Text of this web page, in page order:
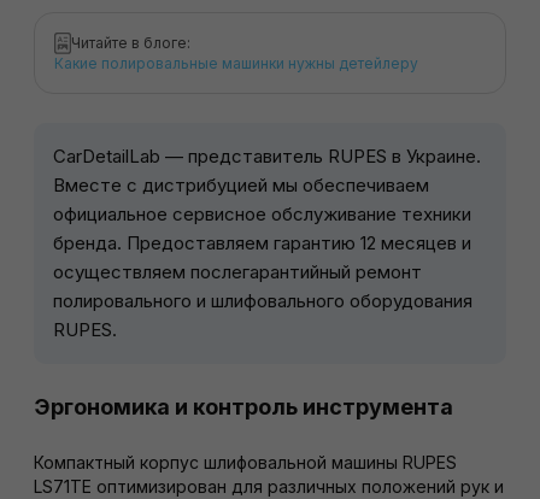
Читайте в блоге:
Какие полировальные машинки нужны детейлеру
CarDetailLab — представитель RUPES в Украине.
Вместе с дистрибуцией мы обеспечиваем
официальное сервисное обслуживание техники
бренда. Предоставляем гарантию 12 месяцев и
осуществляем послегарантийный ремонт
полировального и шлифовального оборудования
RUPES.
Эргономика и контроль инструмента
Компактный корпус шлифовальной машины RUPES
LS71TE оптимизирован для различных положений рук и